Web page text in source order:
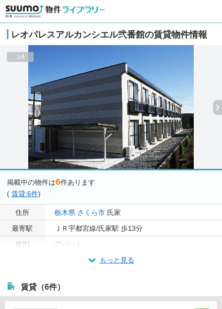
レオパレスアルカンシエル弐番館の賃貸物件情報
1/4
掲載中の物件は6件あります
( 賃貸:6件)
住所 栃木県 さくら市 氏家
最寄駅
ＪＲ宇都宮線/氏家駅 歩13分
種別
アパート
もっと見る
賃貸（6件）